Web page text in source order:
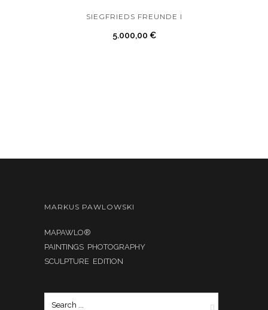
SIEGFRIEDS FREUNDE I
5.000,00 €
MARKUS PAWLOWSKI
MAPAWLO®
PAINTINGS PHOTOGRAPHY
SCULPTURE EDITION